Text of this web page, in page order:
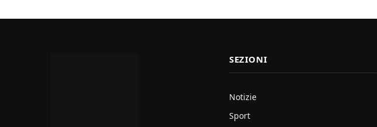
SEZIONI
Notizie
Sport